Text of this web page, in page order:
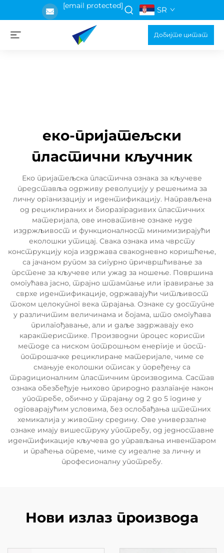
[email protected] SR
Добијте цитат
еко-пријатељски
пластични кључник
Еко пријатељска пластична ознака за кључеве
представља одрживу револуцију у решењима за
личну организацију и идентификацију. Направљена
од рециклираних и биоразградивих пластичних
материјала, ове иновативне ознаке нуде
издржљивост и функционалност минимизирајући
еколошки утицај. Свака ознака има чврсту
конструкцију која издржава свакодневно коришћење,
са јачаном рупом за сигурно причвршћивање за
прстене за кључеве или ужад за ношење. Површина
омогућава јасно, трајно штампање или гравирање за
сврхе идентификације, одржавајући читљивост
током целокупног векa трајања. Ознаке су доступне
у различитим величинама и бојама, што омогућава
прилагођавање, али и даље задржавају еко
карактеристике. Производни процес користи
методе са ниском потрошњом енергије и пост-
потрошачке рециклиране материјале, чиме се
смањује еколошки отисак у поређењу са
традиционалним пластичним производима. Састав
ознака обезбеђује њихово природно разлаганје након
употребе, обично у трајању од 2 до 5 године у
одговарајућим условима, без ослобађања штетних
хемикалија у животну средину. Ове универзалне
ознаке имају вишеструку употребу, од једноставне
идентификације кључева до управљања инвентаром
и праћења опреме, чиме су идеалне за личну и
професионалну употребу.
Нови излаз производа